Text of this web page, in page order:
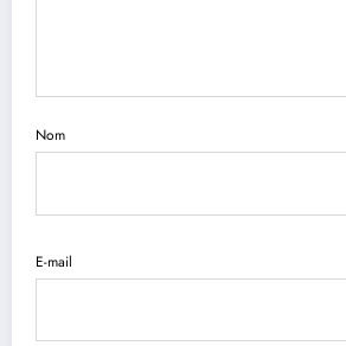
Nom
E-mail